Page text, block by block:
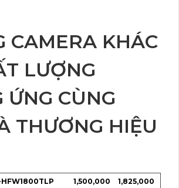
CAMERA KHÁC
LƯỢNG
ỨNG CÙNG
THƯƠNG HIỆU
1,500,000
1,825,000